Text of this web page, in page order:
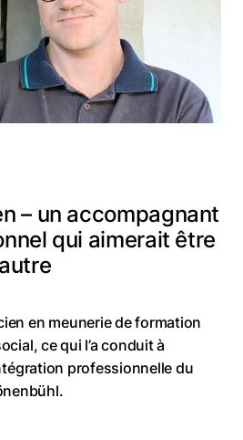
– un accompagnant
qui aimerait être
en meunerie de formation
ce qui l’a conduit à
professionnelle du